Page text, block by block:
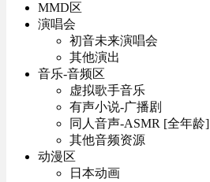
MMD区
演唱会
初音未来演唱会
其他演出
音乐-音频区
虚拟歌手音乐
有声小说-广播剧
同人音声-ASMR [全年龄]
其他音频资源
动漫区
日本动画